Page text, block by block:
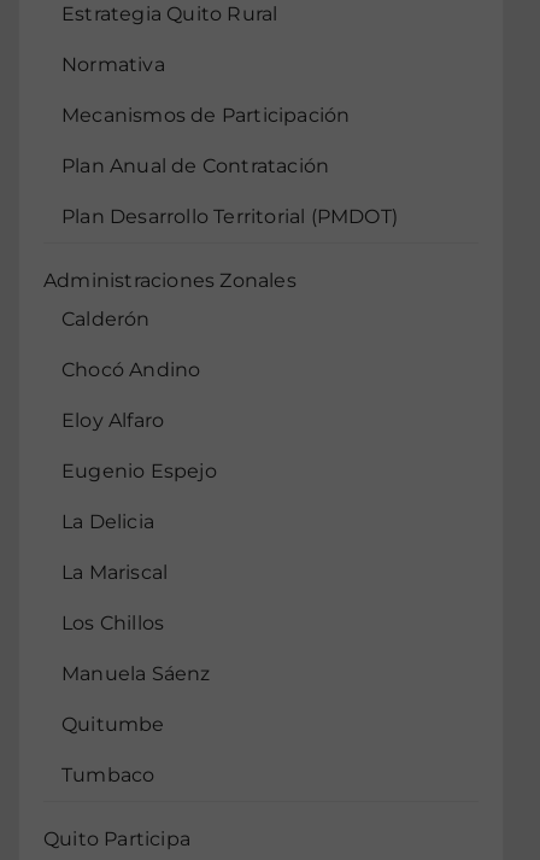
Estrategia Quito Rural
Normativa
Mecanismos de Participación
Plan Anual de Contratación
Plan Desarrollo Territorial (PMDOT)
Administraciones Zonales
Calderón
Chocó Andino
Eloy Alfaro
Eugenio Espejo
La Delicia
La Mariscal
Los Chillos
Manuela Sáenz
Quitumbe
Tumbaco
Quito Participa